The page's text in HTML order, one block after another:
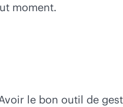
moment.
le bon outil de